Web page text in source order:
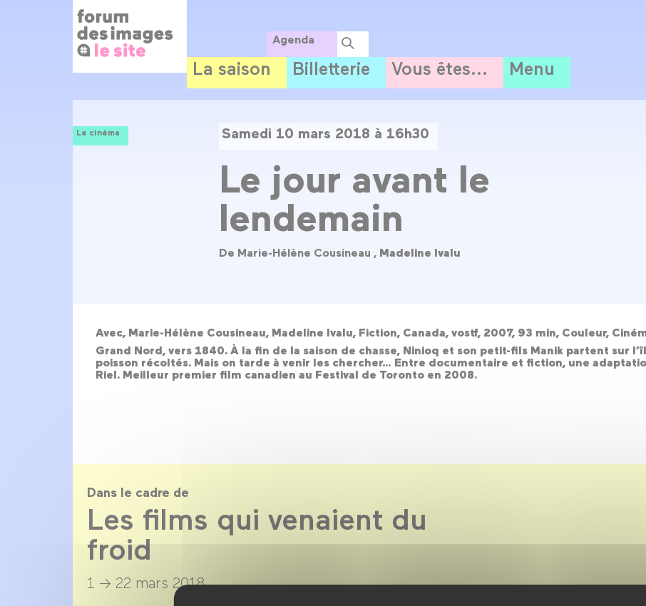
Agenda
La saison Billetterie Vous êtes... Menu
Le cinéma Samedi 10 mars 2018 à 16h30
Le jour avant le
lendemain
De Marie-Hélène Cousineau , Madeline Ivalu
Avec, Marie-Hélène Cousineau, Madeline Ivalu, Fiction, Canada, vostf, 2007, 93 min, Couleur,
Grand Nord, vers 1840. À la fin de la saison de chasse, Ninioq et son petit-fils Manik partent sur
poisson récoltés. Mais on tarde à venir les chercher… Entre documentaire et fiction, une
Riel. Meilleur premier film canadien au Festival de Toronto en 2008.
Dans le cadre de
Les films qui venaient du
froid
1 → 22 mars 2018